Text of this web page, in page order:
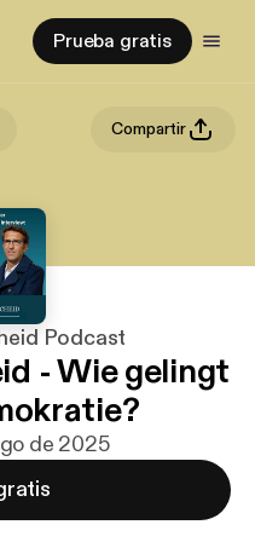
Prueba gratis
Compartir
Podcast
- Wie gelingt
de 2025